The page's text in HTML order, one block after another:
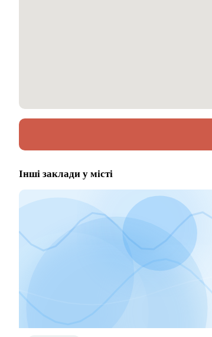
Інші заклади у місті